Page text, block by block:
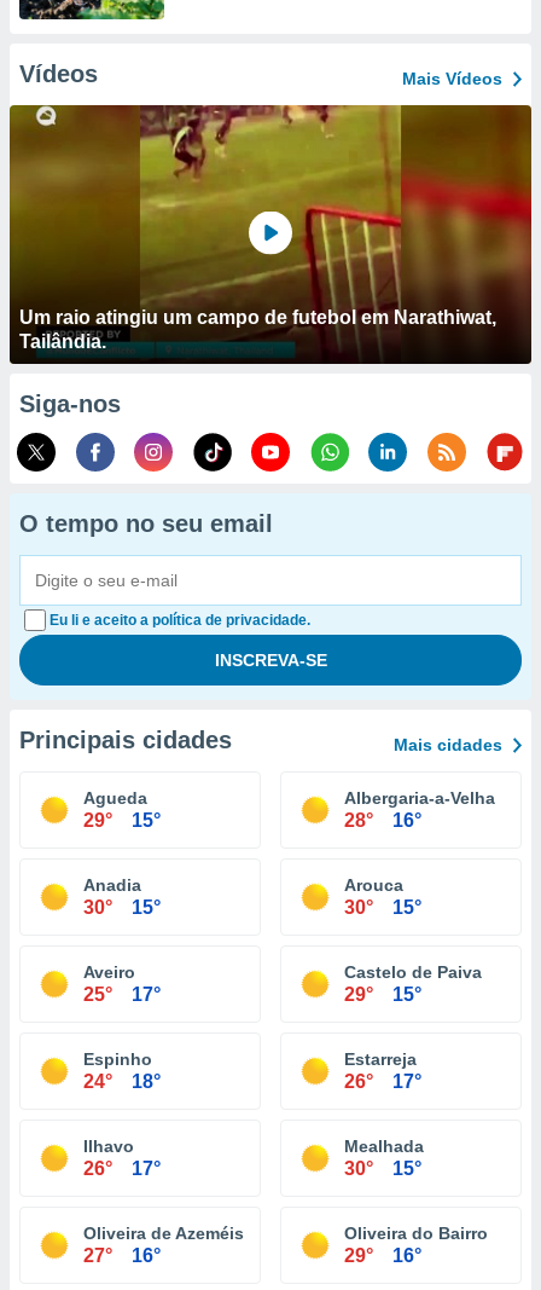
Vídeos Mais Vídeos
Um raio atingiu um campo de futebol em Narathiwat,
Tailândia.
Siga-nos
O tempo no seu email
Eu li e aceito a política de privacidade.
Principais cidades Mais cidades
Agueda
29° 15°
Albergaria-a-Velha
28° 16°
Anadia
30° 15°
Arouca
30° 15°
Aveiro
25° 17°
Castelo de Paiva
29° 15°
Espinho
24° 18°
Estarreja
26° 17°
Ilhavo
26° 17°
Mealhada
30° 15°
Oliveira de Azeméis
27° 16°
Oliveira do Bairro
29° 16°